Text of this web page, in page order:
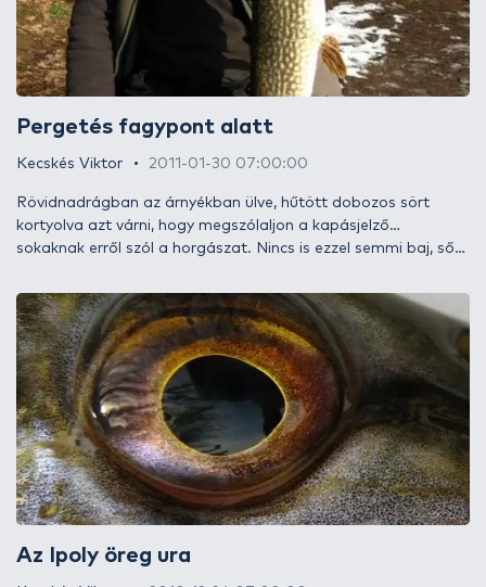
Pergetés fagypont alatt
Kecskés Viktor 2011-01-30 07:00:00
Rövidnadrágban az árnyékban ülve, hűtött dobozos sört
kortyolva azt várni, hogy megszólaljon a kapásjelző…
sokaknak erről szól a horgászat. Nincs is ezzel semmi baj, sőt
ösztönös viselkedésére, mint télen a fagyoskodás. Utóbbi
tevékenység inkább a kényszerbetegség kategóriába
sorolható. De mit tehetnénk, mikor olyan hosszú a tél? Mielőtt
a jég végleg lecsukná a sorompót a pergetés előtt,
megpróbálunk minden percet kihasználni a vizek partján, amit
horgászattal tölthetünk - legyen eső, hó vagy akár fagy.
Az Ipoly öreg ura